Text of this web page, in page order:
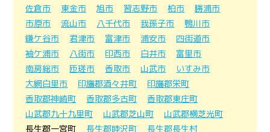
佐倉市
東金市 旭市 習志野市 柏市
勝浦市
市原市
流山市 八千代市 我孫子市
鴨川市
鎌ケ谷市
君津市 富津市 浦安市
四街道市
袖ケ浦市
八街市 印西市 白井市
富里市
南房総市
匝瑳市 香取市 山武市
いすみ市
大網白里市
印旛郡酒々井町
印旛郡栄町
香取郡神崎町
香取郡多古町
香取郡東庄町
山武郡九十九里町
山武郡芝山町
山武郡横芝光町
長生郡一宮町
長生郡睦沢町
長生郡長生村